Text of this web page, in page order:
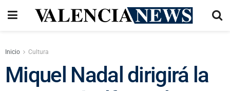
Inicio Cultura
Miquel Nadal dirigirá la